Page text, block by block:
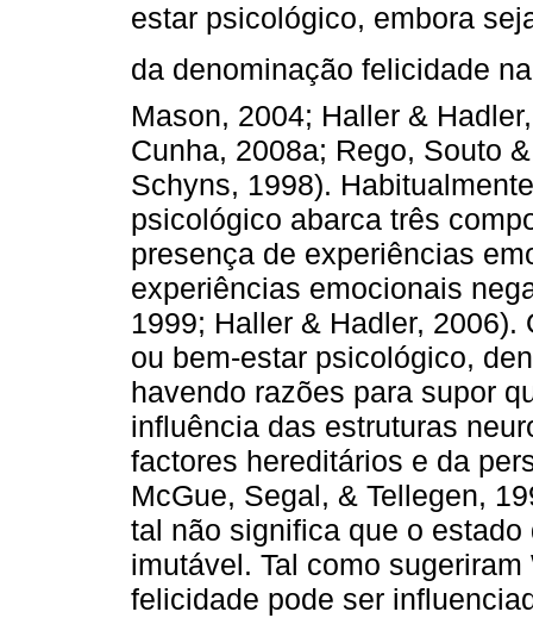
estar psicológico, embora
da denominação felicidade
Mason, 2004; Haller &
Cunha, 2008a; Rego, Souto
Schyns, 1998).
psicológico abarca três
presença de experiências
experiências emocionais
1999; Haller & Hadler,
ou bem-estar psicológico,
havendo razões para supor
influência das estruturas
factores hereditários e da
McGue, Segal, & Tellegen,
tal não significa que o
imutável. Tal como
felicidade pode ser